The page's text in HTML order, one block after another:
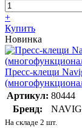
+
Купить
Новинка
Пресс-клещи
Артикул: 80444
Бренд:
На складе 2 шт.